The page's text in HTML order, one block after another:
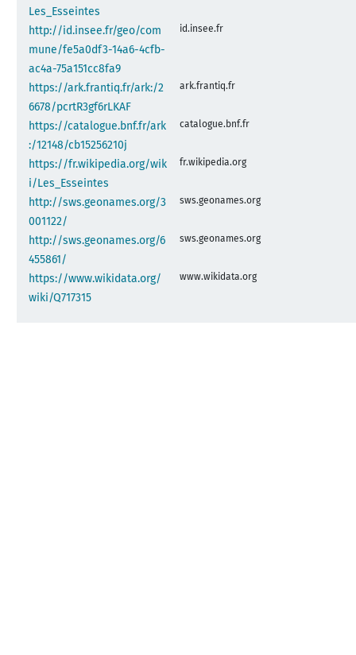
Les_Esseintes
http://id.insee.fr/geo/com
mune/fe5a0df3-14a6-4cfb-
ac4a-75a151cc8fa9
id.insee.fr
https://ark.frantiq.fr/ark:/2
6678/pcrtR3gf6rLKAF
ark.frantiq.fr
https://catalogue.bnf.fr/ark
:/12148/cb15256210j
catalogue.bnf.fr
https://fr.wikipedia.org/wik
i/Les_Esseintes
fr.wikipedia.org
http://sws.geonames.org/3
001122/
sws.geonames.org
http://sws.geonames.org/6
455861/
sws.geonames.org
https://www.wikidata.org/
wiki/Q717315
www.wikidata.org